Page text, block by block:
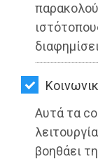
Αυτά τα
βοηθάει
OΔΗΓΟΣ
ΑΓΟΡΑΣ
ΨΙΘΥΡΟΙ
ΑΡΘΡΩΝ